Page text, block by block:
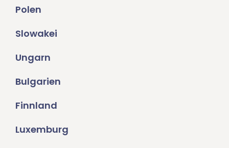
Polen
Slowakei
Ungarn
Bulgarien
Finnland
Luxemburg